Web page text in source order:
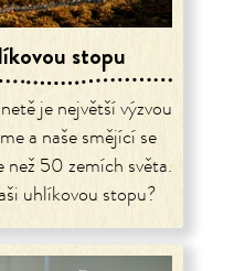
stopu
je největší výzvou
a naše smějící se
než 50 zemích světa.
uhlíkovou stopu?